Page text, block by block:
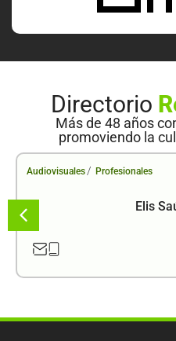
Directorio
Más de 48 años
promoviendo la
Audiovisuales / Profesionales
Elis